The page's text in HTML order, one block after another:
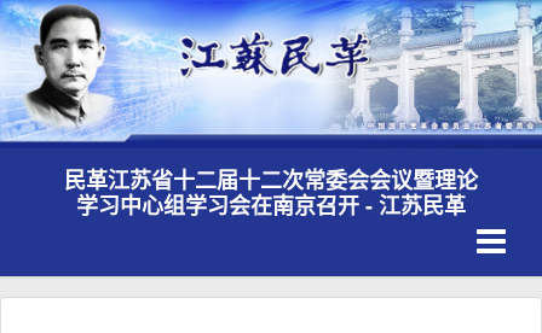
民革江苏省十二届十二次常委会会议暨理论
学习中心组学习会在南京召开 - 江苏民革